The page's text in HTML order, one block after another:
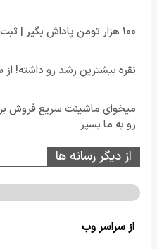
100 هزار تومن پاداش بگیر | ثبت نام کن
نقره بیشترین رشد رو داشته!
میخوای ماشینت سریع فروش
رو به ما بسپر
از دیگر رسانه ها
از سراسر وب